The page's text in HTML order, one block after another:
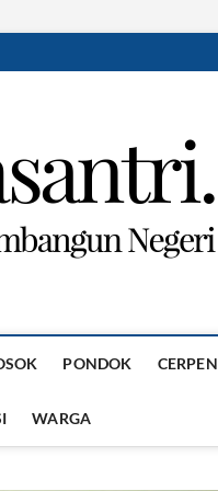
PONDOK CERPEN
WARGA